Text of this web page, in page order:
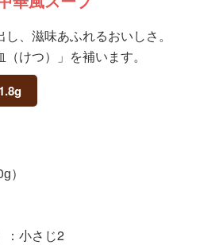
、滋味あふれるおいしさ。
けつ）」を補います。
）
：小さじ2